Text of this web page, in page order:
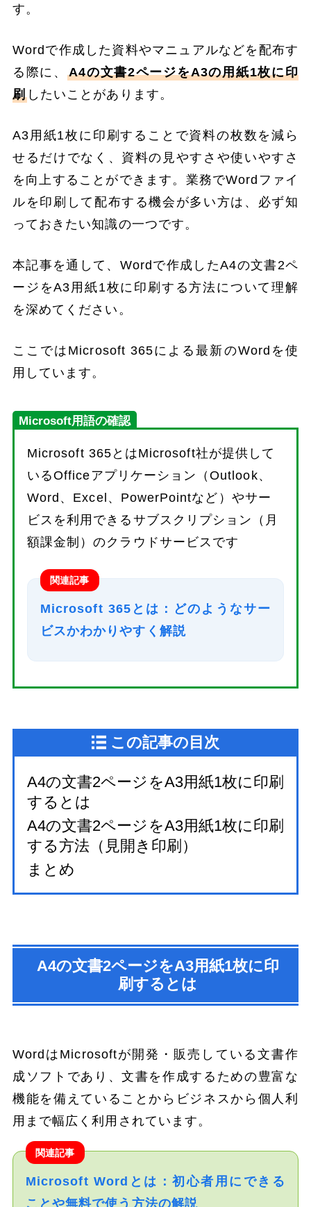
す。
Wordで作成した資料やマニュアルなどを配布す
る際に、 A4の文書2ページをA3の用紙1枚に印
刷 したいことがあります。
A3用紙1枚に印刷することで資料の枚数を減ら
せるだけでなく、資料の見やすさや使いやすさ
を向上することができます。業務でWordファイ
ルを印刷して配布する機会が多い方は、必ず知
っておきたい知識の一つです。
本記事を通して、Wordで作成したA4の文書2ペ
ージをA3用紙1枚に印刷する方法について理解
を深めてください。
ここではMicrosoft 365による最新のWordを使
用しています。
Microsoft用語の確認
Microsoft 365とはMicrosoft社が提供して
いるOfficeアプリケーション（Outlook、
Word、Excel、PowerPointなど）やサー
ビスを利用できるサブスクリプション（月
額課金制）のクラウドサービスです
関連記事
Microsoft 365とは：どのようなサー
ビスかわかりやすく解説
この記事の目次
A4の文書2ページをA3用紙1枚に印刷
するとは
A4の文書2ページをA3用紙1枚に印刷
する方法（見開き印刷）
まとめ
A4の文書2ページをA3用紙1枚に印
刷するとは
WordはMicrosoftが開発・販売している文書作
成ソフトであり、文書を作成するための豊富な
機能を備えていることからビジネスから個人利
用まで幅広く利用されています。
関連記事
Microsoft Wordとは：初心者用にできる
ことや無料で使う方法の解説